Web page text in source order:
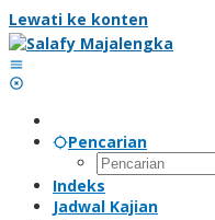
Lewati ke konten
Pencarian
Indeks
Jadwal Kajian